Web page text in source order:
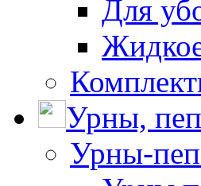
Для
Урны,
Урны-